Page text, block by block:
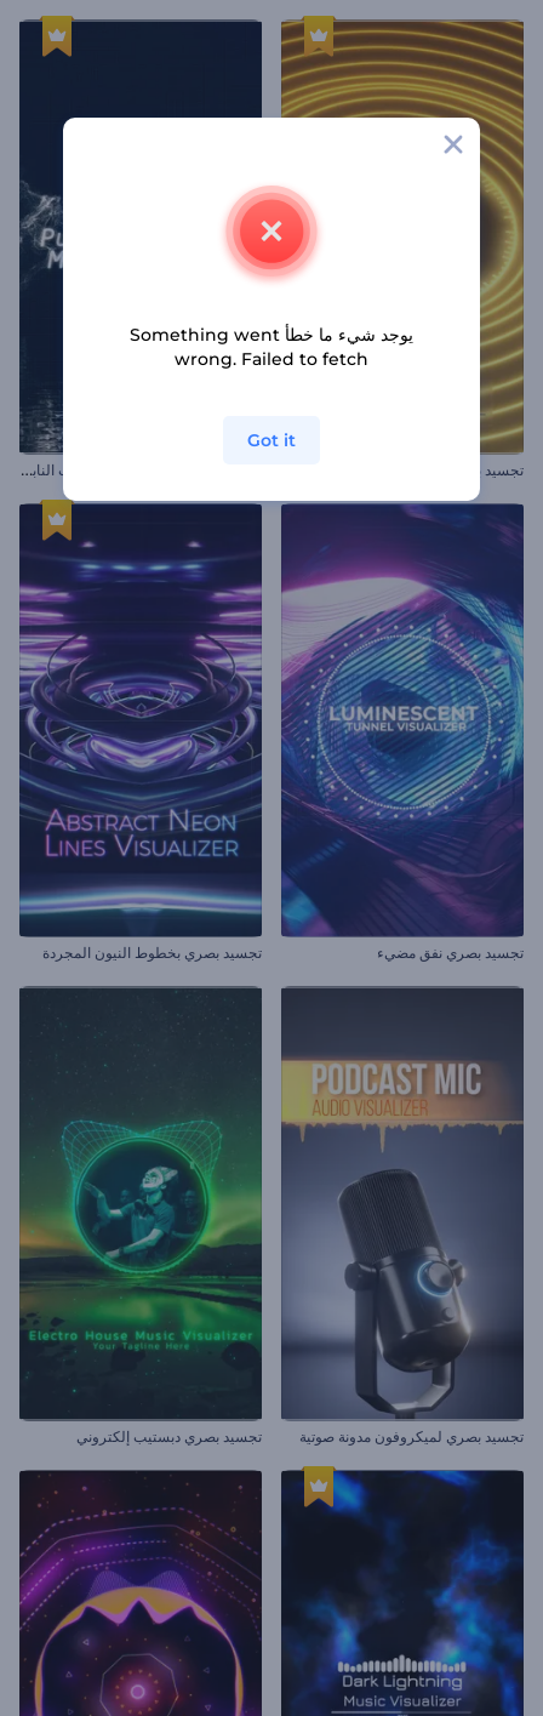
تجسيد بصري بالإيقاعات المموجة ت
جسيد بصري موسيقي بالجسيمات النابضة
تجسيد بصري نفق مضيء تجسيد بصري بخطوط النيون المجردة
تجسيد بصري لميكروفون مدونة صوتية تجسيد بصري دبستيب إلكتروني
يوجد شيء ما خطأ Something went
wrong. Failed to fetch
Got it